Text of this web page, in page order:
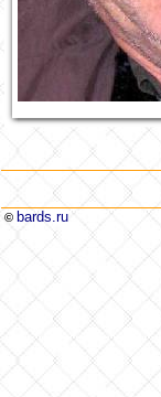
© bards.ru